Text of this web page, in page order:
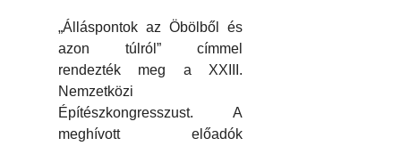
„Álláspontok az Öbölből és
azon túlról” címmel
rendezték meg a XXIII.
Nemzetközi
Építészkongresszust. A
meghívott előadók